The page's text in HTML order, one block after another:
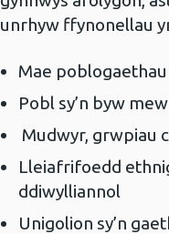
unrhyw ffynonellau
Mae
Pobl sy’n byw
Mudwyr, grwpiau
Lleiafrifoedd
ddiwylliannol
Unigolion sy’n